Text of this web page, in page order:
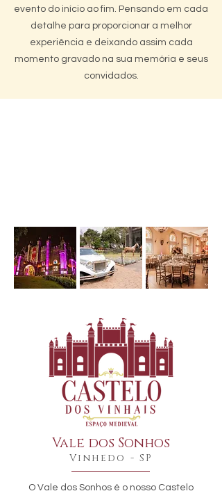
evento do início ao fim. Pensando em cada
detalhe para proporcionar a melhor
experiência e deixando assim cada
momento gravado na sua memória e seus
convidados.
Vale dos Sonhos
Vinhedo - SP
O Vale dos Sonhos é o nosso Castelo